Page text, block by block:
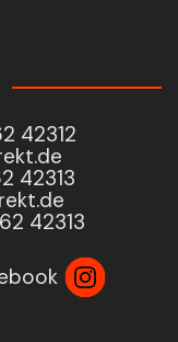
42312
42313
42313